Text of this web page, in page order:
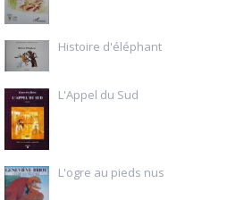
Histoire d'éléphant
L'Appel du Sud
L'ogre au pieds nus